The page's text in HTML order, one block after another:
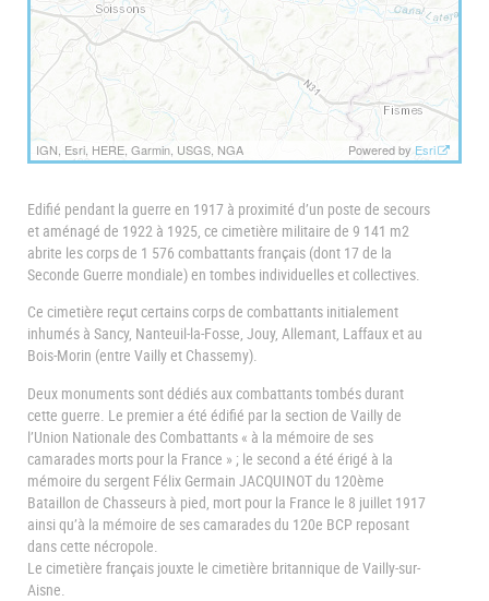
IGN, Esri, HERE, Garmin, USGS, NGA Powered byEsri
Edifié pendant la guerre en 1917 à proximité d’un poste de secours
et aménagé de 1922 à 1925, ce cimetière militaire de 9 141 m2
abrite les corps de 1 576 combattants français (dont 17 de la
Seconde Guerre mondiale) en tombes individuelles et collectives.
Ce cimetière reçut certains corps de combattants initialement
inhumés à Sancy, Nanteuil-la-Fosse, Jouy, Allemant, Laffaux et au
Bois-Morin (entre Vailly et Chassemy).
Deux monuments sont dédiés aux combattants tombés durant
cette guerre. Le premier a été édifié par la section de Vailly de
l’Union Nationale des Combattants « à la mémoire de ses
camarades morts pour la France » ; le second a été érigé à la
mémoire du sergent Félix Germain JACQUINOT du 120ème
Bataillon de Chasseurs à pied, mort pour la France le 8 juillet 1917
ainsi qu’à la mémoire de ses camarades du 120e BCP reposant
dans cette nécropole.
Le cimetière français jouxte le cimetière britannique de Vailly-sur-
Aisne.